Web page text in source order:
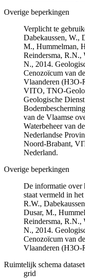
Overige beperkingen
Verplicht te
Dabekaussen, W.,
M., Hummelman,
Reindersma, R.N.,
N., 2014.
Cenozoïcum van
Vlaanderen (H3O-
VITO, TNO-
Geologische
van de Vlaamse
Waterbeheer van
Nederlandse
Noord-Brabant,
Nederland.
Overige beperkingen
De informatie over
staat vermeld in
R.W.,
Dusar, M.,
Reindersma, R.N.,
N., 2014.
Cenozoïcum van
Vlaanderen (H3O-
Ruimtelijk schema
grid